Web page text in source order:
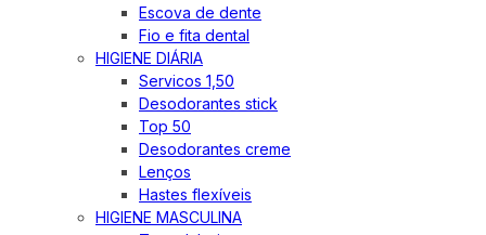
Escova de dente
Fio e fita dental
HIGIENE DIÁRIA
Servicos 1,50
Desodorantes stick
Top 50
Desodorantes creme
Lenços
Hastes flexíveis
HIGIENE MASCULINA